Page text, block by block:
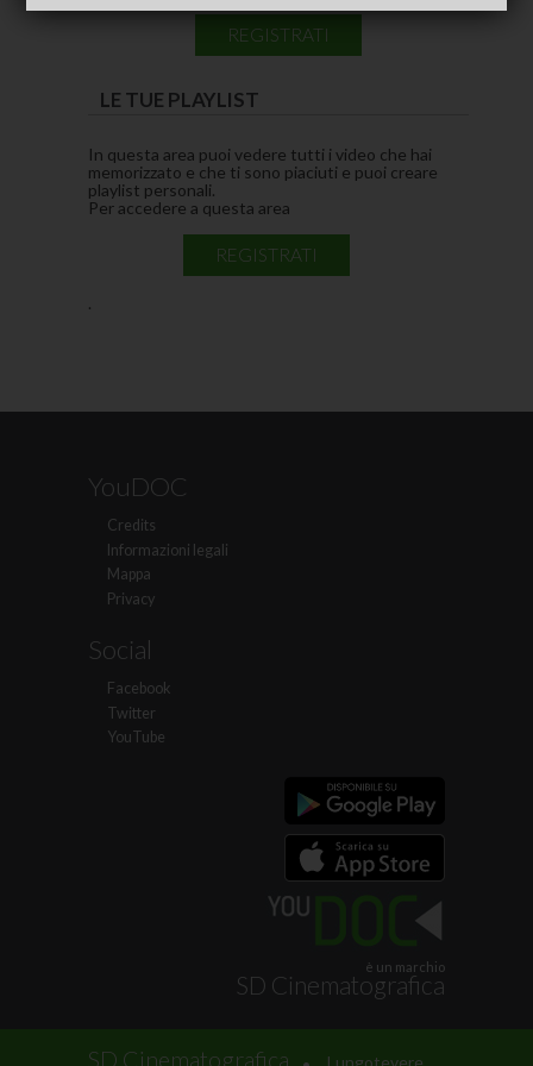
REGISTRATI
LE TUE PLAYLIST
In questa area puoi vedere tutti i video che hai
memorizzato e che ti sono piaciuti e puoi creare
playlist personali.
Per accedere a questa area
REGISTRATI
.
YouDOC
Credits
Informazioni legali
Mappa
Privacy
Social
Facebook
Twitter
YouTube
è un marchio
SD Cinematografica
SD Cinematografica .